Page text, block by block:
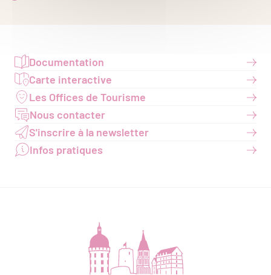
Documentation
Carte interactive
Les Offices de Tourisme
Nous contacter
S'inscrire à la newsletter
Infos pratiques